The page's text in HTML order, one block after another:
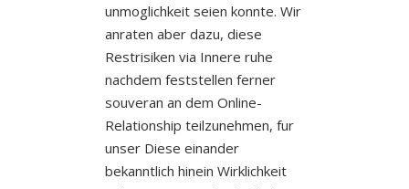
unmoglichkeit seien konnte. Wir
anraten aber dazu, diese
Restrisiken via Innere ruhe
nachdem feststellen ferner
souveran an dem Online-
Relationship teilzunehmen, fur
unser Diese einander
bekanntlich hinein Wirklichkeit